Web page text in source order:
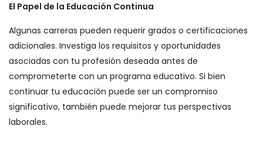
El Papel de la Educación Continua
Algunas carreras pueden requerir grados o certificaciones
adicionales. Investiga los requisitos y oportunidades
asociadas con tu profesión deseada antes de
comprometerte con un programa educativo. Si bien
continuar tu educación puede ser un compromiso
significativo, también puede mejorar tus perspectivas
laborales.